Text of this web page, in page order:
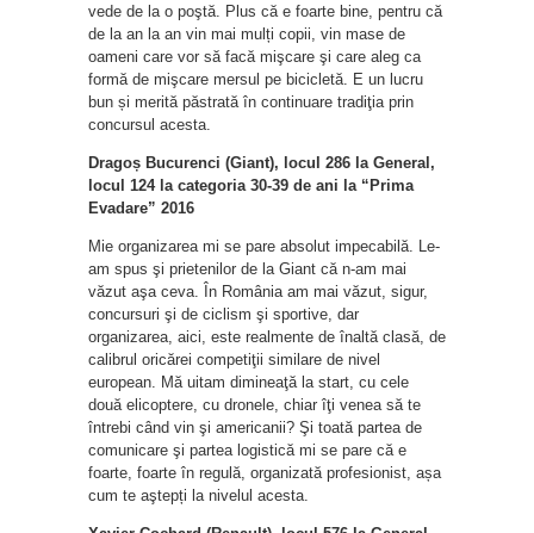
vede de la o poştă. Plus că e foarte bine, pentru că
de la an la an vin mai mulți copii, vin mase de
oameni care vor să facă mişcare şi care aleg ca
formă de mişcare mersul pe bicicletă. E un lucru
bun și merită păstrată în continuare tradiţia prin
concursul acesta.
Dragoș Bucurenci (Giant), locul 286 la General,
locul 124 la categoria 30-39 de ani la “Prima
Evadare” 2016
Mie organizarea mi se pare absolut impecabilă. Le-
am spus şi prietenilor de la Giant că n-am mai
văzut aşa ceva. În România am mai văzut, sigur,
concursuri şi de ciclism şi sportive, dar
organizarea, aici, este realmente de înaltă clasă, de
calibrul oricărei competiţii similare de nivel
european. Mă uitam dimineaţă la start, cu cele
două elicoptere, cu dronele, chiar îţi venea să te
întrebi când vin şi americanii? Şi toată partea de
comunicare şi partea logistică mi se pare că e
foarte, foarte în regulă, organizată profesionist, așa
cum te aştepți la nivelul acesta.